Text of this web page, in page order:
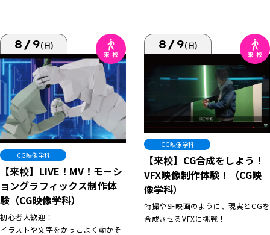
8/9(日)
CG映像学科
【来校】LIVE！MV！モーシ
ョングラフィックス制作体
験（CG映像学科）
初心者大歓迎！
イラストや文字をかっこよく動かそ
8/9(日)
CG映像学科
【来校】CG合成をしよう！
VFX映像制作体験！（CG映
像学科）
特撮やSF映画のように、現実とCGを
合成させるVFXに挑戦！